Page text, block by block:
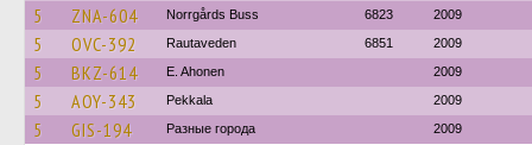
5 ZNA-604 Norrgårds Buss 6823 2009
5 OVC-392 Rautaveden 6851 2009
5 BKZ-614 E. Ahonen 2009
5 AOY-343 Pekkala 2009
5 GIS-194 Разные города 2009